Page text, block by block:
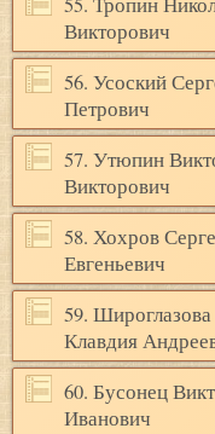
Викторович
56. Усоский
Петрович
57. Утюпин
Викторович
58. Хохров
Евгеньевич
59. Широглазова
Клавдия
60. Бусонец
Иванович